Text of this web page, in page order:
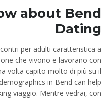
about Bend
Dating
per adulti caratteristica a
che vivono e lavorano con
volta capito molto di più su il
in Bend can help
viaggio. Mentre vedrai, con